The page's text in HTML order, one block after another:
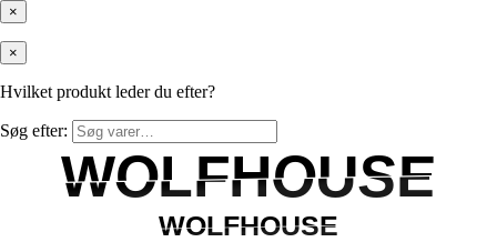
×
×
Hvilket produkt leder du efter?
Søg efter:
WOLFHOUSE
WOLFHOUSE
WOLFHOUSE
WOLFHOUSE